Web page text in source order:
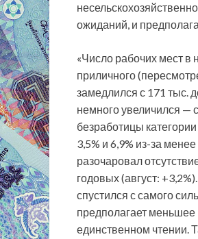
ожиданий, и
«Число рабочих мест в
приличного
замедлился с 171 тыс.
немного увеличился —
безработицы
3,5% и 6,9% из-за
разочаровал
годовых (август:
спустился с самого
предполагает
единственном чтении.